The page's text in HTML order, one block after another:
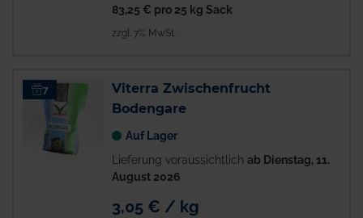
83,25 € pro 25 kg Sack
zzgl. 7% MwSt.
7
Viterra Zwischenfrucht
Bodengare
Auf Lager
Lieferung voraussichtlich ab Dienstag, 11.
August 2026
3,05 € / kg